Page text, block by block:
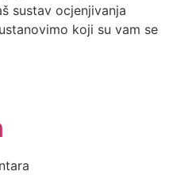
sustav ocjenjivanja
koji su vam se